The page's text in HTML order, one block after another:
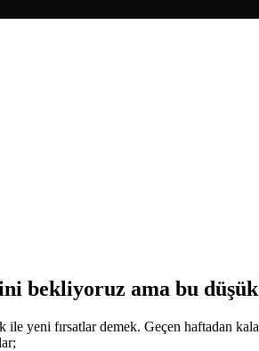
bekliyoruz ama bu
yeni fırsatlar demek. Geçen haftadan